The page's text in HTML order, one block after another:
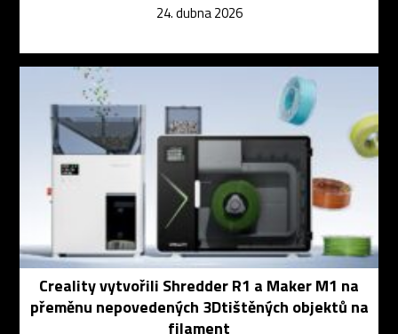
24. dubna 2026
Creality vytvořili Shredder R1 a Maker M1 na
přeměnu nepovedených 3Dtištěných objektů na
filament